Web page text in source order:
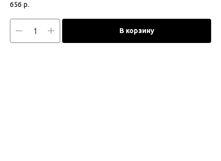
656 р.
В корзину